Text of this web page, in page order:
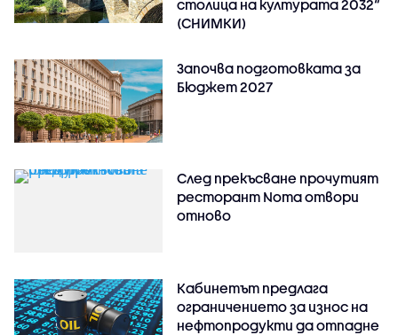
столица на културата 2032“
(СНИМКИ)
Започва подготовката за
Бюджет 2027
След прекъсване прочутият
ресторант Noma отвори
отново
Кабинетът предлага
ограничението за износ на
нефтопродукти да отпадне